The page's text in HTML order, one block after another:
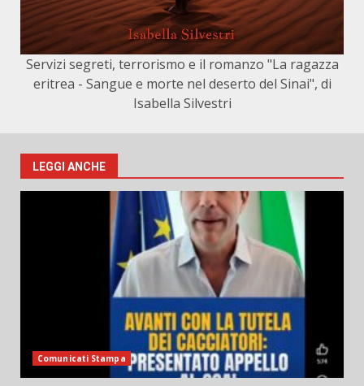
Servizi segreti, terrorismo e il romanzo "La ragazza
eritrea - Sangue e morte nel deserto del Sinai", di
Isabella Silvestri
LEGGI ANCHE
Comunicati Stampa